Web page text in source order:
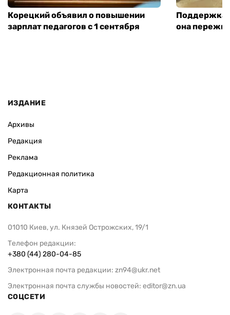
Корецкий объявил о повышении
зарплат педагогов с 1 сентября
Поддержка
она
ИЗДАНИЕ
Архивы
Редакция
Реклама
Редакционная политика
Карта
КОНТАКТЫ
01010 Киев, ул. Князей Острожских, 19/1
Телефон редакции:
+380 (44) 280-04-85
Электронная почта редакции: zn94@ukr.net
Электронная почта службы новостей: editor@zn.ua
СОЦСЕТИ